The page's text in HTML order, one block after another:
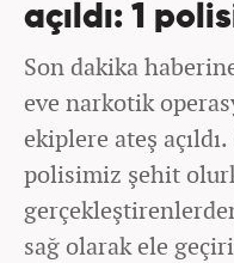
açıldı: 1
Son dakika
eve narkotik
ekiplere ateş
polisimiz şehit
sağ olarak ele